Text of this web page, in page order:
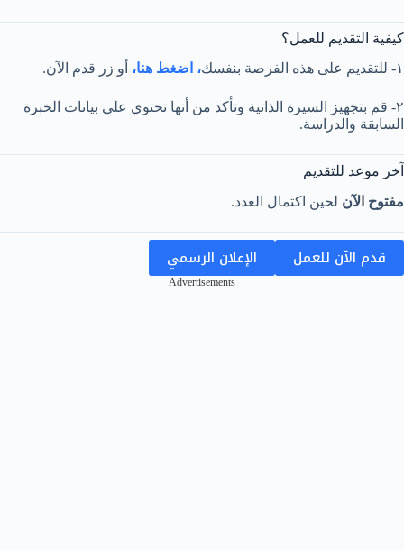
كيفية التقديم للعمل؟
١- للتقديم على هذه الفرصة بنفسك
، اضغط هنا، أو زر قدم الآن.
٢- قم بتجهيز السيرة الذاتية وتأكد من أنها تحتوي علي بيانات الخبرة
السابقة والدراسة.
آخر موعد للتقديم
مفتوح الآن لحين اكتمال العدد.
قدم الآن للعمل الإعلان الرسمي
Advertisements